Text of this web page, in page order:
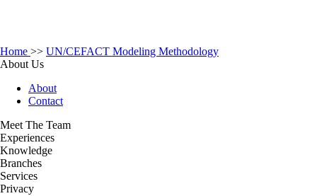
Home >> UN/CEFACT Modeling Methodology
About Us
About
Contact
Meet The Team
Experiences
Knowledge
Branches
Services
Privacy